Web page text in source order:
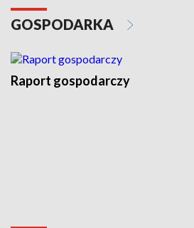
GOSPODARKA
Raport gospodarczy